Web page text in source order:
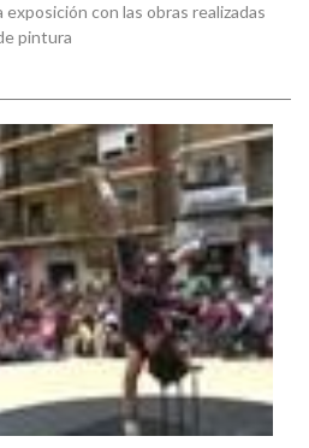
con las obras realizadas
pintura